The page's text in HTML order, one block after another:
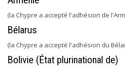
(la Chypre a accepté l'adhésion de
Bélarus
(la Chypre a accepté l'adhésion du
Bolivie (État plurinational de)